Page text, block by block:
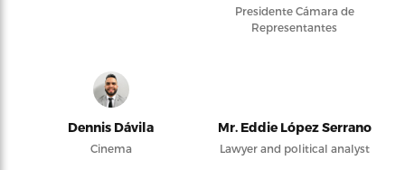
Presidente Cámara de
Representantes
Dennis Dávila
Cinema
Mr. Eddie López Serrano
Lawyer and political analyst